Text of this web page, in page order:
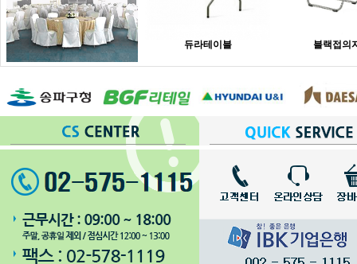
듀라테이블 블랙접의